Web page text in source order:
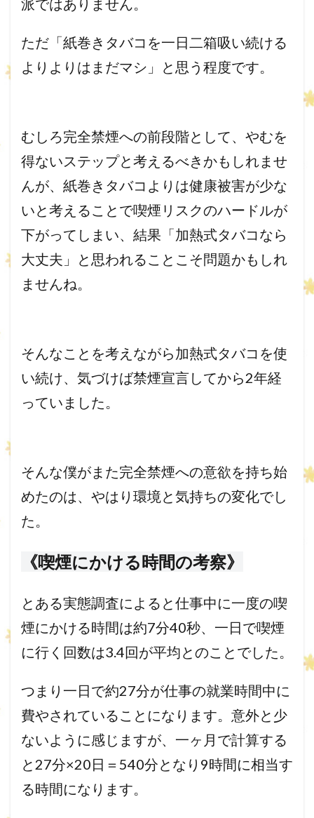
派ではありません。
ただ「紙巻きタバコを一日二箱吸い続ける
よりよりはまだマシ」
と思う程度です。
むしろ完全禁煙への前段階として、 やむを
得ないステップと考えるべきかもしれませ
んが、 紙巻きタバコよりは健康被害が少な
いと考えることで喫煙リスクのハードルが
下がってしまい、結果「加熱式タバコなら
大丈夫」
と思われることこそ問題かもしれ
ませんね。
そんなことを考えながら加熱式タバコを使
い続け、 気づけば禁煙宣言してから2年経
っていました。
そんな僕がまた完全禁煙への意欲を持ち始
めたのは、 やはり環境と気持ちの変化でし
た。
《喫煙にかける時間の考察》
とある実態調査によると仕事中に一度の喫
煙にかける時間は約7分40秒、一日で喫煙
に行く回数は3.4回が平均とのことでした。
つまり一日で約27分が仕事の就業時間中に
費やされていることになります。意外と少
ないように感じますが、一ヶ月で計算する
と27分×20日＝540分となり9時間に相当す
る時間になります。